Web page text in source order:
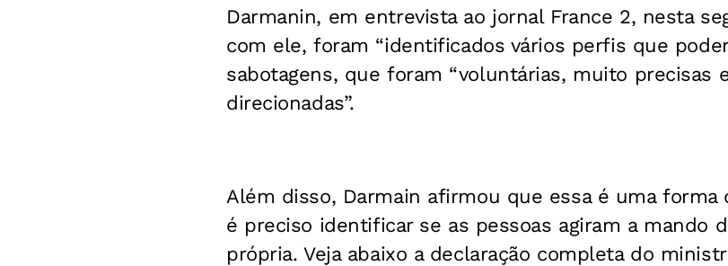
Darmanin, em entrevista ao jornal France 2, nesta
com ele, foram “identificados vários perfis que
sabotagens, que foram “voluntárias, muito precisas
direcionadas”.
Além disso, Darmain afirmou que essa é uma forma
é preciso identificar se as pessoas agiram a mando
própria. Veja abaixo a declaração completa do